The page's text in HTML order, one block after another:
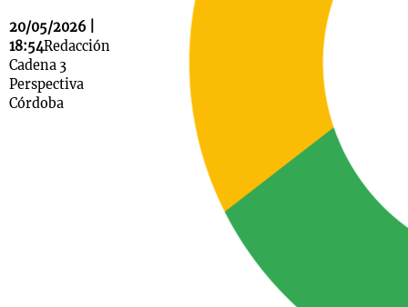
20/05/2026 |
18:54Redacción
Cadena 3
Perspectiva
Córdoba